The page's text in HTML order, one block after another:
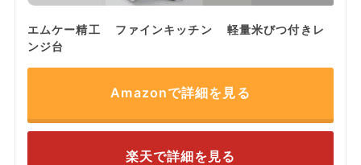
エムケー精工 ファインキッチン 軽量米びつ付きレ
ンジ台
Amazonで詳細を見る
楽天で詳細を見る